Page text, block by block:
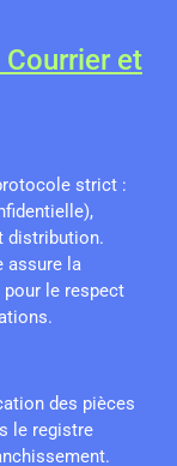
Courrier et
strict :
distribution.
assure la
le respect
des pièces
le registre